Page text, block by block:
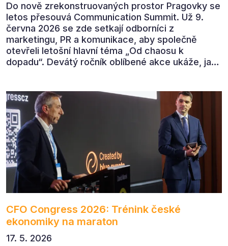
Do nově zrekonstruovaných prostor Pragovky se
letos přesouvá Communication Summit. Už 9.
června 2026 se zde setkají odborníci z
marketingu, PR a komunikace, aby společně
otevřeli letošní hlavní téma „Od chaosu k
dopadu“. Devátý ročník oblíbené akce ukáže, jak
CFO Congress 2026: Trénink české
ekonomiky na maraton
17. 5. 2026